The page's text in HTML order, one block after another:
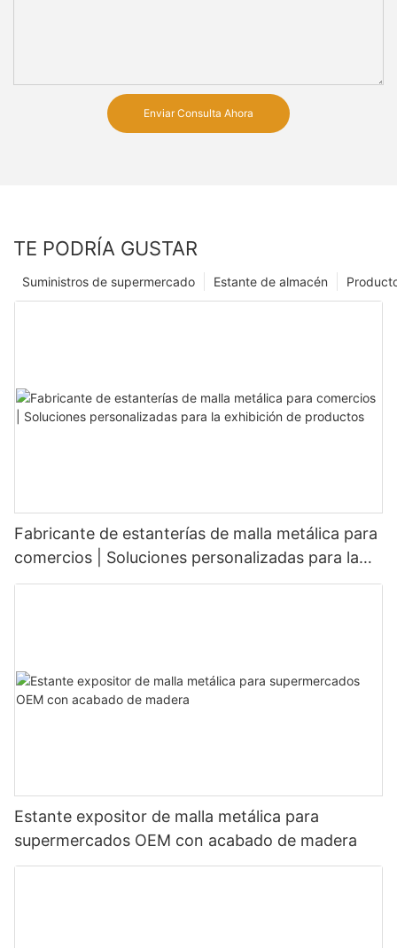
Enviar Consulta Ahora
TE PODRÍA GUSTAR
Estante de almacén
Suministros de supermercado
Fabricante de estanterías de malla metálica para
comercios | Soluciones personalizadas para la
exhibición de productos
Estante expositor de malla metálica para
supermercados OEM con acabado de madera